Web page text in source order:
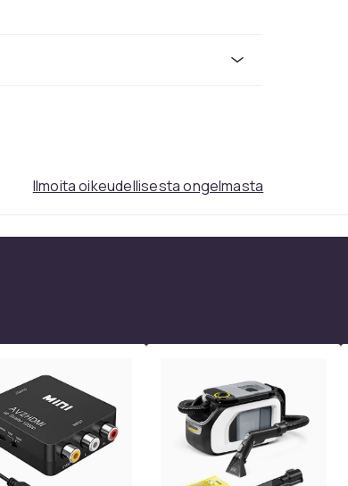
1.3
Ilmoita oikeudellisesta ongelmasta